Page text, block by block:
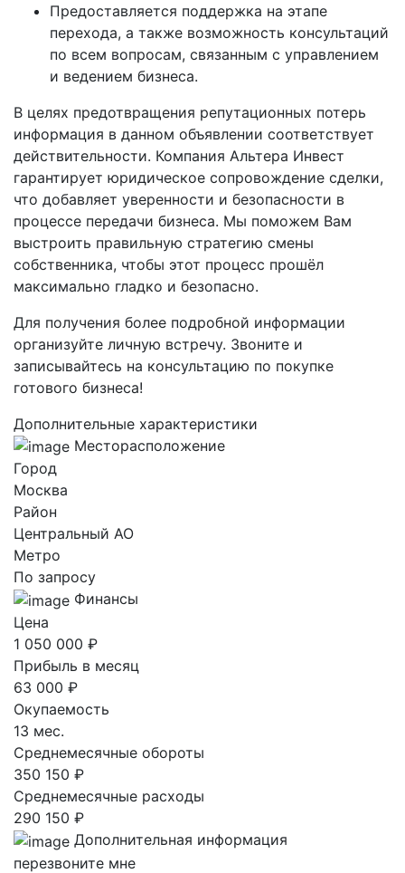
Предоставляется поддержка на этапе
перехода, а также возможность консультаций
по всем вопросам, связанным с управлением
и ведением бизнеса.
В целях предотвращения репутационных потерь
информация в данном объявлении соответствует
действительности. Компания Альтера Инвест
гарантирует юридическое сопровождение сделки,
что добавляет уверенности и безопасности в
процессе передачи бизнеса. Мы поможем Вам
выстроить правильную стратегию смены
собственника, чтобы этот процесс прошёл
максимально гладко и безопасно.
Для получения более подробной информации
организуйте личную встречу. Звоните и
записывайтесь на консультацию по покупке
готового бизнеса!
Дополнительные характеристики
Месторасположение
Город
Москва
Район
Центральный AO
Метро
По запросу
Финансы
Цена
1 050 000 ₽
Прибыль в месяц
63 000 ₽
Окупаемость
13 мес.
Среднемесячные обороты
350 150 ₽
Среднемесячные расходы
290 150 ₽
Дополнительная информация
перезвоните мне